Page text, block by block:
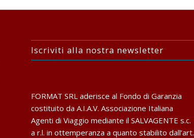
Iscriviti alla nostra newsletter
FORMAT SRL aderisce al Fondo di Garanzia
costituito da A.I.A.V. Associazione Italiana
Agenti di Viaggio mediante il SALVAGENTE s.c.
a r.l. in ottemperanza a quanto stabilito dall’art.